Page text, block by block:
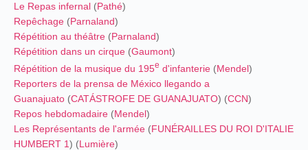
Le Repas infernal (Pathé)
Repêchage (Parnaland)
Répétition au théâtre (Parnaland)
Répétition dans un cirque (Gaumont)
Répétition de la musique du 195e d'infanterie (Mendel)
Reporters de la prensa de México llegando a
Guanajuato (CATÁSTROFE DE GUANAJUATO) (CCN)
Repos hebdomadaire (Mendel)
Les Représentants de l'armée (FUNÉRAILLES DU ROI D'ITALIE
HUMBERT 1) (Lumière)